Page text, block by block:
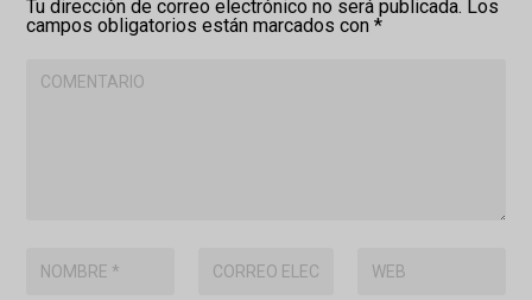
Tu dirección de correo electrónico no será publicada. Los
campos obligatorios están marcados con*